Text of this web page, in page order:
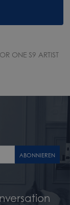
ONE S9 ARTIST
ABONNIEREN